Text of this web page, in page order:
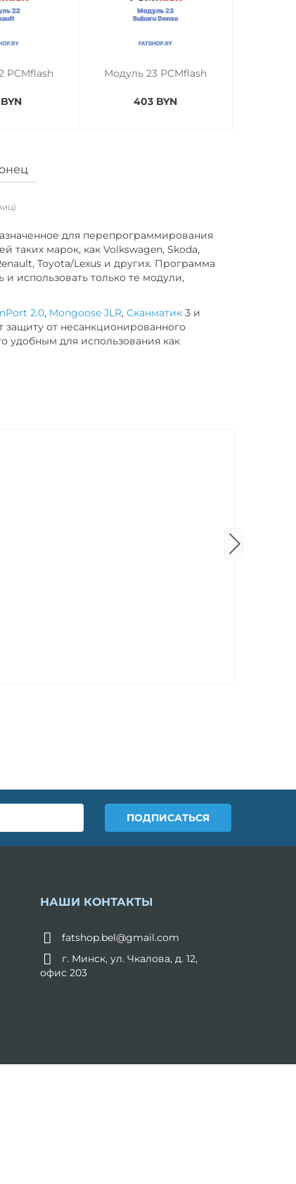
PCMflash Модуль 23 PCMflash
403 BYN
для перепрограммирования
таких марок, как Volkswagen, Skoda,
Toyota/Lexus и других. Программа
использовать только те модули,
2.0, Mongoose JLR, Сканматик 3 и
от несанкционированного
удобным для использования как
НАШИ КОНТАКТЫ
fatshop.bel@gmail.com
г. Минск, ул. Чкалова, д. 12,
офис 203